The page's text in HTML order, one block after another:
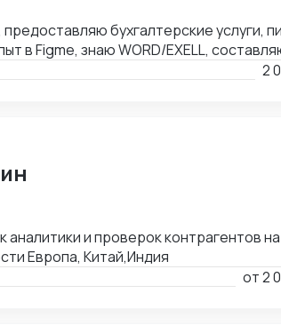
бухгалтерские услуги,
в Figme, знаю WORD/EXELL,
рассмотрю Ваши варианты.
2
и проверок контрагентов на
Европа, Китай,Индия
от2